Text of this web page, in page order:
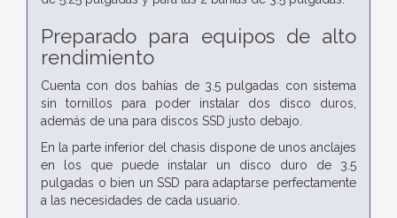
Preparado para equipos de alto
rendimiento
Cuenta con dos bahías de 3.5 pulgadas con sistema
sin tornillos para poder instalar dos disco duros,
además de una para discos SSD justo debajo.
En la parte inferior del chasis dispone de unos anclajes
en los que puede instalar un disco duro de 3.5
pulgadas o bien un SSD para adaptarse perfectamente
a las necesidades de cada usuario.